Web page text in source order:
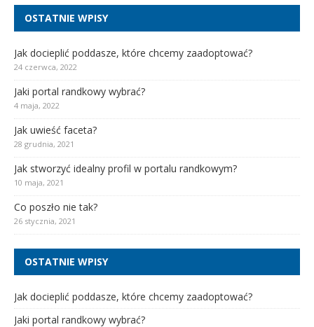
OSTATNIE WPISY
Jak docieplić poddasze, które chcemy zaadoptować?
24 czerwca, 2022
Jaki portal randkowy wybrać?
4 maja, 2022
Jak uwieść faceta?
28 grudnia, 2021
Jak stworzyć idealny profil w portalu randkowym?
10 maja, 2021
Co poszło nie tak?
26 stycznia, 2021
OSTATNIE WPISY
Jak docieplić poddasze, które chcemy zaadoptować?
Jaki portal randkowy wybrać?